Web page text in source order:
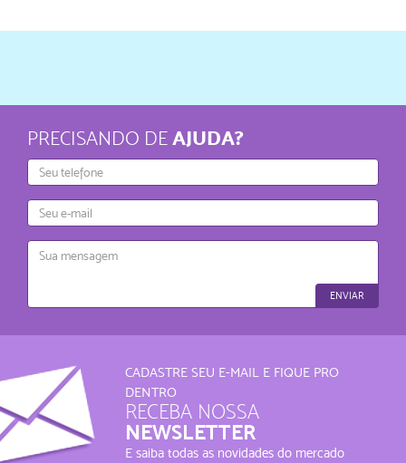
PRECISANDO DE AJUDA?
Telefone
mail
Mensagem
ENVIAR
CADASTRE SEU E-MAIL E FIQUE PRO
DENTRO
RECEBA NOSSA
NEWSLETTER
E saiba todas as novidades do mercado